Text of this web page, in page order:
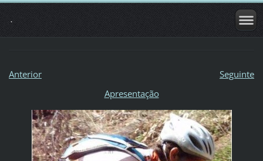
.
Anterior
Seguinte
Apresentação